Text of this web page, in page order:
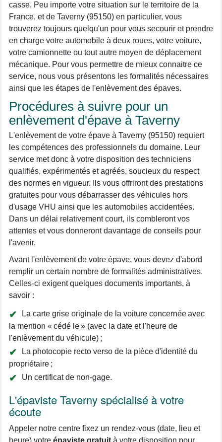
casse. Peu importe votre situation sur le territoire de la
France, et de Taverny (95150) en particulier, vous
trouverez toujours quelqu'un pour vous secourir et prendre
en charge votre automobile à deux roues, votre voiture,
votre camionnette ou tout autre moyen de déplacement
mécanique. Pour vous permettre de mieux connaitre ce
service, nous vous présentons les formalités nécessaires
ainsi que les étapes de l'enlèvement des épaves.
Procédures à suivre pour un
enlèvement d'épave à Taverny
L'enlèvement de votre épave à Taverny (95150) requiert
les compétences des professionnels du domaine. Leur
service met donc à votre disposition des techniciens
qualifiés, expérimentés et agréés, soucieux du respect
des normes en vigueur. Ils vous offriront des prestations
gratuites pour vous débarrasser des véhicules hors
d'usage VHU ainsi que les automobiles accidentées.
Dans un délai relativement court, ils combleront vos
attentes et vous donneront davantage de conseils pour
l'avenir.
Avant l'enlèvement de votre épave, vous devez d'abord
remplir un certain nombre de formalités administratives.
Celles-ci exigent quelques documents importants, à
savoir :
La carte grise originale de la voiture concernée avec
la mention « cédé le » (avec la date et l'heure de
l'enlèvement du véhicule) ;
La photocopie recto verso de la pièce d'identité du
propriétaire ;
Un certificat de non-gage.
L'épaviste Taverny spécialisé à votre
écoute
Appeler notre centre fixez un rendez-vous (date, lieu et
heure) votre épaviste gratuit à votre disposition pour